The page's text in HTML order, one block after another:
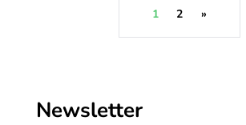
1 2 »
Newsletter